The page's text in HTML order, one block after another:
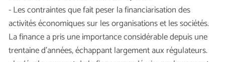
- Les contraintes que fait peser la financiarisation des
activités économiques sur les organisations et les sociétés.
La finance a pris une importance considérable depuis une
trentaine d’années, échappant largement aux régulateurs.